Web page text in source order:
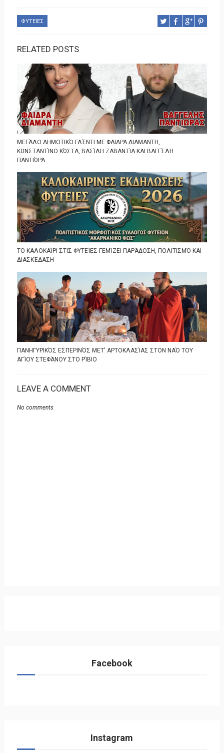
ΦΥΤΕΙΕΣ
RELATED POSTS
ΜΕΓΆΛΟ ΔΗΜΟΤΙΚΌ ΓΛΈΝΤΙ ΜΕ ΦΑΙΔΡΑ ΔΙΑΜΑΝΤΗ,
ΚΩΝΣΤΑΝΤΊΝΟ ΚΏΣΤΑ, ΒΑΣΊΛΗ ΖΑΒΑΝΤΊΑ ΚΑΙ ΒΑΓΓΈΛΗ
ΠΑΝΤΙΏΡΑ
ΤΟ ΚΑΛΟΚΑΊΡΙ ΣΤΙΣ ΦΥΤΕΊΕΣ ΓΕΜΊΖΕΙ ΠΑΡΆΔΟΣΗ, ΠΟΛΙΤΙΣΜΌ ΚΑΙ
ΔΙΑΣΚΈΔΑΣΗ
ΠΑΝΗΓΥΡΙΚΌΣ ΕΣΠΕΡΙΝΌΣ ΜΕΤ' ΑΡΤΟΚΛΑΣΊΑΣ ΣΤΟΝ ΝΑΌ ΤΟΥ
ΑΓΊΟΥ ΣΤΕΦΆΝΟΥ ΣΤΟ ΡΊΒΙΟ
LEAVE A COMMENT
No comments
Facebook
Instagram